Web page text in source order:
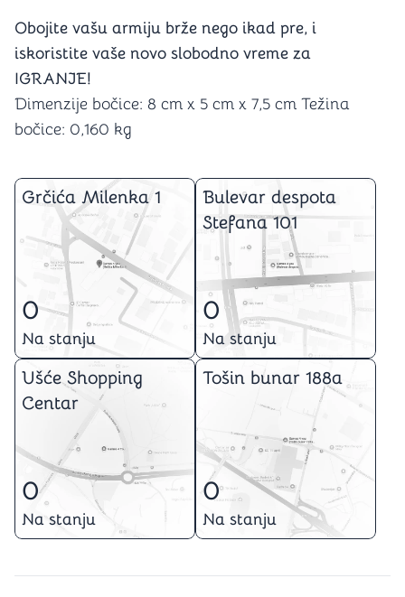
Obojite vašu armiju brže nego ikad pre, i
iskoristite vaše novo slobodno vreme za
IGRANJE!
Dimenzije bočice: 8 cm x 5 cm x 7,5 cm Težina
bočice: 0,160 kg
Grčića Milenka 1
0
Na stanju
Bulevar despota
Stefana 101
0
Na stanju
Ušće Shopping
Centar
0
Na stanju
Tošin bunar 188a
0
Na stanju